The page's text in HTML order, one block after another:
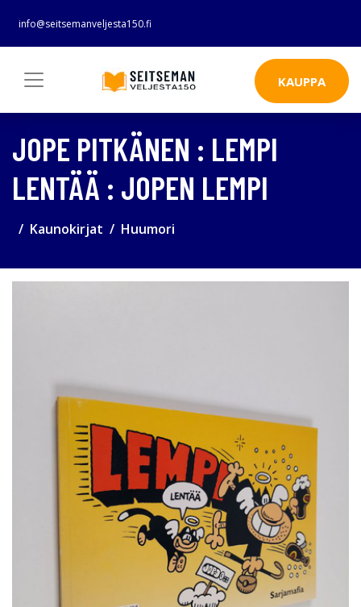
info@seitsemanveljesta150.fi
KAUPPA
JOPE PITKÄNEN : LEMPI
LENTÄÄ : JOPEN LEMPI
Kaunokirjat Huumori